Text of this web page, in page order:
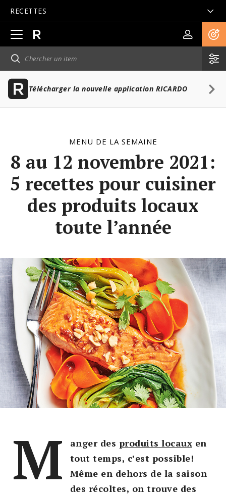
RECETTES
Ouvrir
la
navigation
principale
Télécharger la nouvelle application RICARDO
MENU DE LA SEMAINE
8 au 12 novembre 2021:
5 recettes pour cuisiner
des produits locaux
toute l’année
M anger des produits locaux en
tout temps, c’est possible!
Même en dehors de la saison
des récoltes, on trouve des